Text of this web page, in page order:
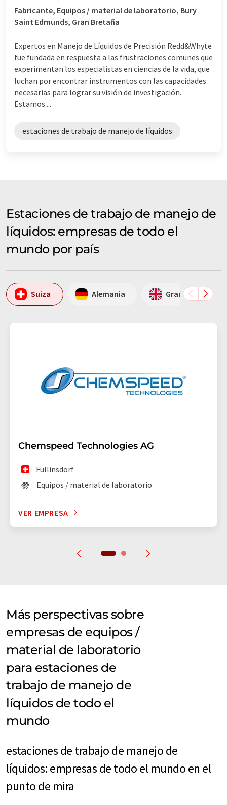
Fabricante, Equipos / material de laboratorio, Bury
Saint Edmunds, Gran Bretaña
Expertos en Manejo de Líquidos de Precisión Redd&Whyte
fue fundada en respuesta a las frustraciones comunes que
experimentan los especialistas en ciencias de la vida, que
luchan por encontrar instrumentos con las capacidades
necesarias para lograr su visión de investigación.
Estamos ...
estaciones de trabajo de manejo de líquidos
Estaciones de trabajo de manejo de
líquidos: empresas de todo el
mundo por país
Suiza Alemania Gran Bretaña
Chemspeed Technologies AG
Füllinsdorf
Equipos / material de laboratorio
VER EMPRESA
Más perspectivas sobre
empresas de equipos /
material de laboratorio
para estaciones de
trabajo de manejo de
líquidos de todo el
mundo
estaciones de trabajo de manejo de
líquidos: empresas de todo el mundo en el
punto de mira